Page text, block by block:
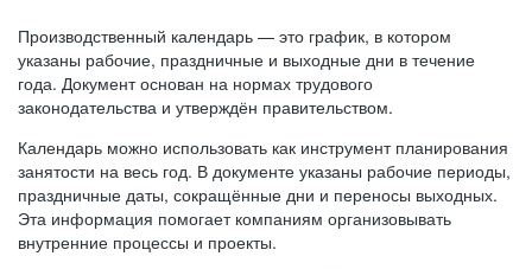
Производственный календарь — это график, в котором
указаны рабочие, праздничные и выходные дни в течение
года. Документ основан на нормах трудового
законодательства и утверждён правительством.
Календарь можно использовать как инструмент планирования
занятости на весь год. В документе указаны рабочие периоды,
праздничные даты, сокращённые дни и переносы выходных.
Эта информация помогает компаниям организовывать
внутренние процессы и проекты.